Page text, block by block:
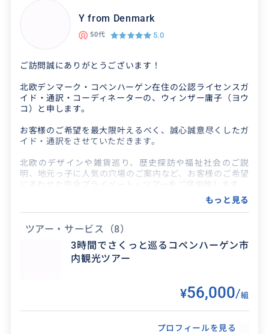
Y from Denmark
50代 5.0
ご訪問誠にありがとうございます！
北欧デンマーク・コペンハーゲン在住の公認ライセンスガ
イド・通訳・コーディネーターの、ウィンザー庸子（ヨウ
コ）と申します。
お客様のご希望を最大限叶えるべく、誠心誠意尽くしたガ
イド・通訳をさせていただきます。
北欧のデザインや雑貨巡り、歴史探訪や福祉社会のご説
明、地元っ子に人気の穴場のご案内など、お客様のご希望
にあわせた完全プライベート・ツアーをご提供致します。
日本から来て下さり、私のガイドツアーをお選び下さった
しいただき、お支払い下さった金額以上のご満足を感じて
いただけますよう、精一杯努めますので、何卒よろしくお
願い申し上げます。
もっと見る
ツアー・サービス
（8）
3時間でさくっと巡るコペンハーゲン市
内観光ツアー
¥56,000/組
プロフィールを見る